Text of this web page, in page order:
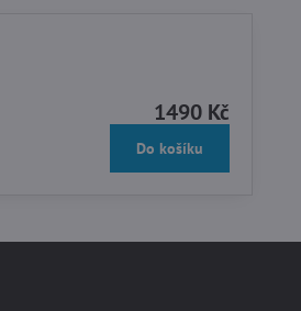
1490 Kč
Do košíku